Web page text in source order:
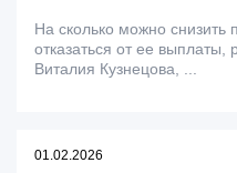
На сколько можно снизить
отказаться от ее выплаты,
Виталия Кузнецова, ...
01.02.2026